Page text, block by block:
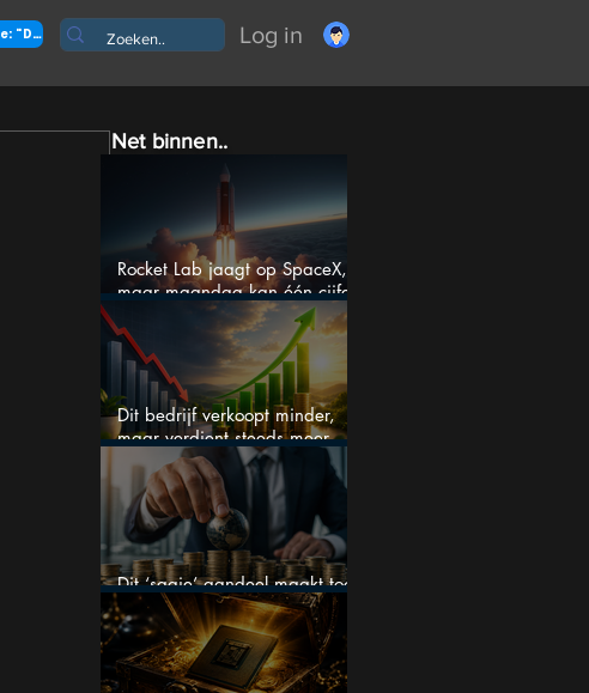
Profiteer nu van 50% korting met de kortingscode: "DANK" Log in
Net binnen..
Rocket Lab jaagt op SpaceX,
maar maandag kan één cijfer
de droom doorprikken?
Dit bedrijf verkoopt minder,
maar verdient steeds meer —
hoe lang kan dit sprookje
doorgaan?
Dit ‘saaie’ aandeel maakt toch
bizar veel winst